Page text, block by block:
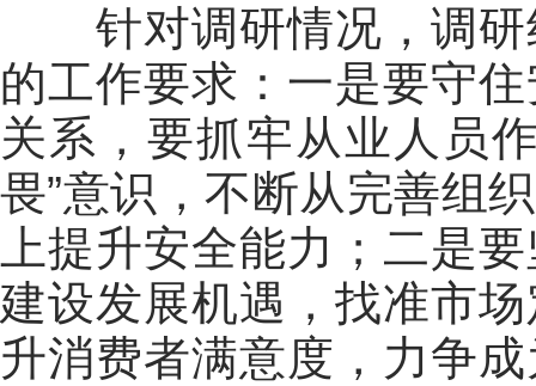
针对调研情况，调
的工作要求：一是要守
关系，要抓牢从业人员
畏”意识，不断从完善组
上提升安全能力；二是
建设发展机遇，找准市
升消费者满意度，力争